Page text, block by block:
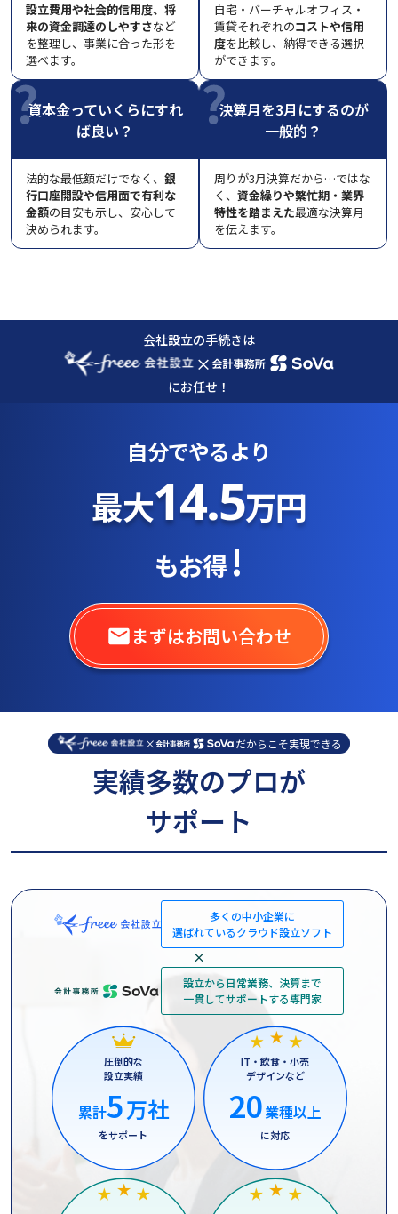
設立費用や社会的信用度、将
来の資金調達のしやすさなど
を整理し、事業に合った形を
選べます。
自宅・バーチャルオフィス・
賃貸それぞれのコストや信用
度を比較し、納得できる選択
ができます。
資本金っていくらにすれ
ば良い？
法的な最低額だけでなく、 銀
行口座開設や信用面で有利な
金額の目安も示し、安心して
決められます。
決算月を3月にするのが
一般的？
周りが3月決算だから…ではな
く、 資金繰りや繁忙期・業界
特性を踏まえた最適な決算月
を伝えます。
会社設立の手続きは
×
にお任せ！
自分でやるより
最大14.5万円
もお得 !
まずはお問い合わせ
× だからこそ実現できる
実績多数のプロが
サポート
多くの中小企業に
選ばれているクラウド設立ソフト
×
設立から日常業務、決算まで
一貫してサポートする専門家
圧倒的な
設立実績
累計5万社
をサポート
IT・飲食・小売
デザインなど
20 業種以上
に対応